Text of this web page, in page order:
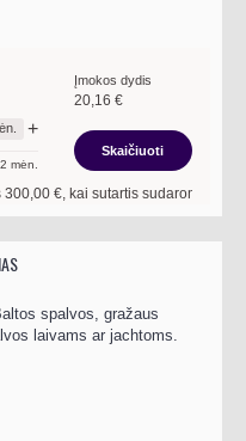
+
mėn.
Įmokos dydis
20,16 €
Skaičiuoti
€, kai sutartis sudaroma18
spalvos, gražaus
laivams ar jachtoms.